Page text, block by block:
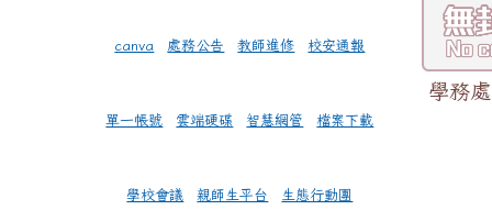
canva 處務公告 教師進修 校安通報
單一帳號 雲端硬碟 智慧網管 檔案下載
學校會議 親師生平台 生態行動團
學務處